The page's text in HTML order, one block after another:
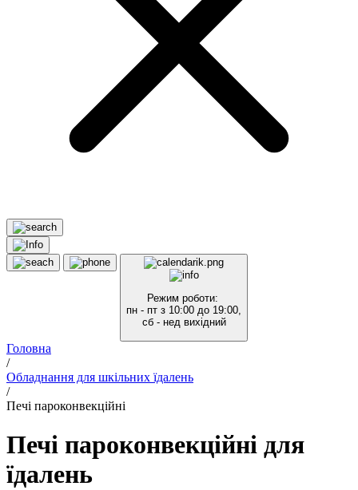
Режим роботи:
пн - пт з 10:00 до 19:00,
сб - нед вихідний
Головна
/
Обладнання для шкільних їдалень
/
Печі пароконвекційні
Печі пароконвекційні для
їдалень